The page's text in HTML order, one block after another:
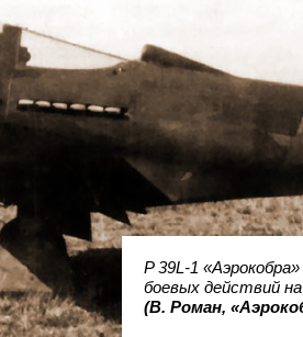
P 39L-1
боевых действий
(В. Роман,